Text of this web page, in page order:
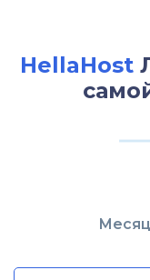
HellaHost
Месяц